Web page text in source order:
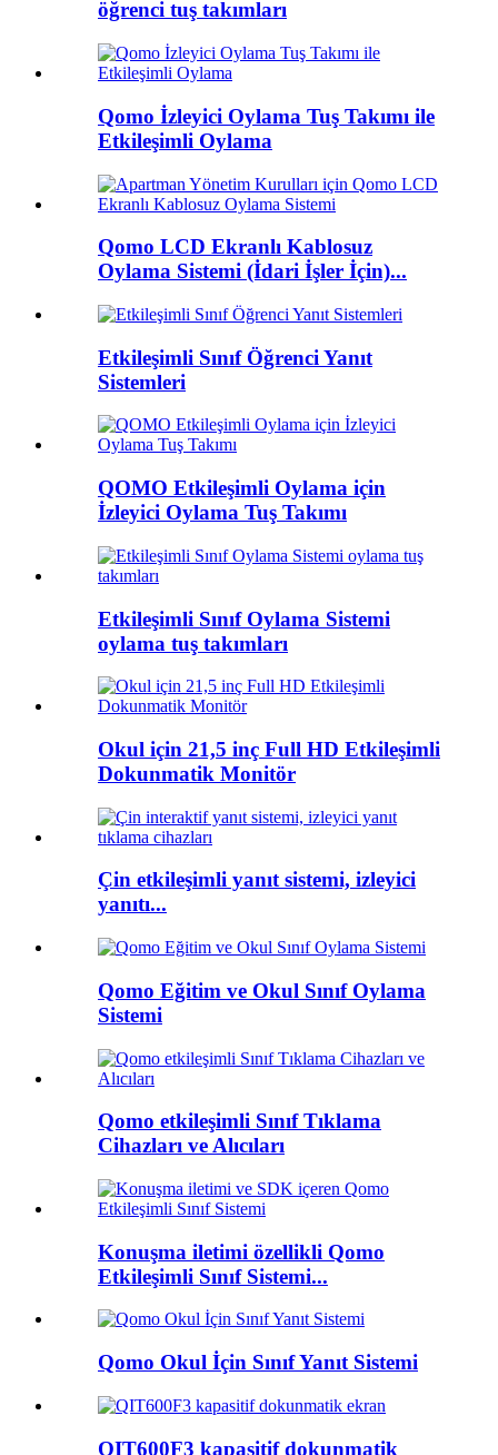
öğrenci tuş takımları
Qomo İzleyici Oylama Tuş Takımı ile
Etkileşimli Oylama
Qomo LCD Ekranlı Kablosuz
Oylama Sistemi (İdari İşler İçin)...
Etkileşimli Sınıf Öğrenci Yanıt
Sistemleri
QOMO Etkileşimli Oylama için
İzleyici Oylama Tuş Takımı
Etkileşimli Sınıf Oylama Sistemi
oylama tuş takımları
Okul için 21,5 inç Full HD Etkileşimli
Dokunmatik Monitör
Çin etkileşimli yanıt sistemi, izleyici
yanıtı...
Qomo Eğitim ve Okul Sınıf Oylama
Sistemi
Qomo etkileşimli Sınıf Tıklama
Cihazları ve Alıcıları
Konuşma iletimi özellikli Qomo
Etkileşimli Sınıf Sistemi...
Qomo Okul İçin Sınıf Yanıt Sistemi
QIT600F3 kapasitif dokunmatik